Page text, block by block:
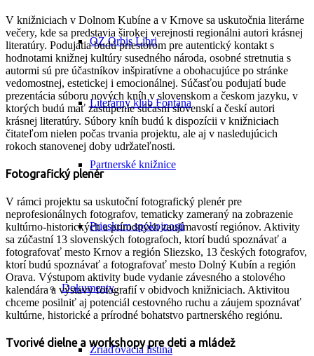
OZ Orbis Libri
Literárny klub Fontána
Partnerské knižnice
Prieskum spokojnosti
Dokumenty
Zriaďovacia listina
V knižniciach v Dolnom Kubíne a v Krnove sa uskutočnia literárne
večery, kde sa predstavia širokej verejnosti regionálni autori krásnej
literatúry. Podujatia budú priestorom pre autentický kontakt s
hodnotami knižnej kultúry susedného národa, osobné stretnutia s
autormi sú pre účastníkov inšpiratívne a obohacujúce po stránke
vedomostnej, estetickej i emocionálnej. Súčasťou podujatí bude
prezentácia súboru nových kníh v slovenskom a českom jazyku, v
ktorých budú mať zastúpenie súčasní slovenskí a českí autori
krásnej literatúry. Súbory kníh budú k dispozícii v knižniciach
čitateľom nielen počas trvania projektu, ale aj v nasledujúcich
rokoch stanovenej doby udržateľnosti.
Fotografický plenér
V rámci projektu sa uskutoční fotografický plenér pre
neprofesionálnych fotografov, tematicky zameraný na zobrazenie
kultúrno-historických a prírodných zaujímavostí regiónov. Aktivity
sa zúčastní 13 slovenských fotografoch, ktorí budú spoznávať a
fotografovať mesto Krnov a región Sliezsko, 13 českých fotografov,
ktorí budú spoznávať a fotografovať mesto Dolný Kubín a región
Orava. Výstupom aktivity bude vydanie závesného a stolového
kalendára a výstavy fotografií v obidvoch knižniciach. Aktivitou
chceme posilniť aj potenciál cestovného ruchu a záujem spoznávať
kultúrne, historické a prírodné bohatstvo partnerského regiónu.
Tvorivé dielne a workshopy pre deti a mládež